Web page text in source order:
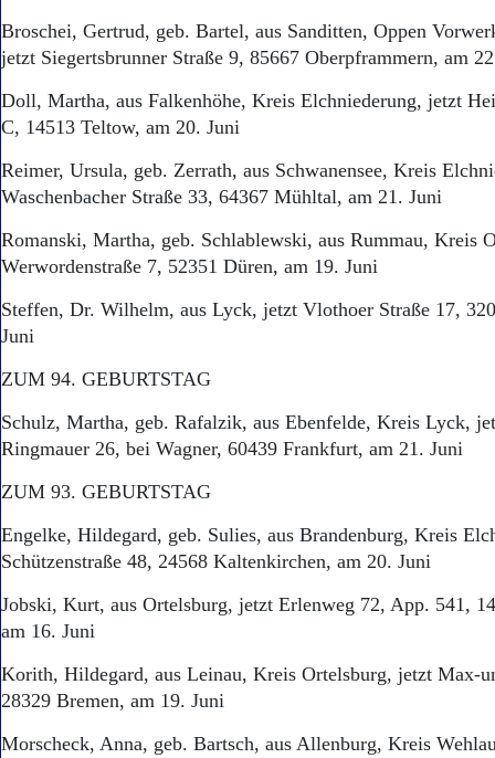
Broschei, Gertrud, geb. Bartel, aus Sanditten, Oppen
jetzt Siegertsbrunner Straße 9, 85667 Oberpframmern, am
Doll, Martha, aus Falkenhöhe, Kreis Elchniederung, jetzt
C, 14513 Teltow, am 20. Juni
Reimer, Ursula, geb. Zerrath, aus Schwanensee, Kreis
Waschenbacher Straße 33, 64367 Mühltal, am 21. Juni
Romanski, Martha, geb. Schlablewski, aus Rummau, Kreis
Werwordenstraße 7, 52351 Düren, am 19. Juni
Steffen, Dr. Wilhelm, aus Lyck, jetzt Vlothoer Straße 17,
Juni
ZUM 94. GEBURTSTAG
Schulz, Martha, geb. Rafalzik, aus Ebenfelde, Kreis Lyck,
Ringmauer 26, bei Wagner, 60439 Frankfurt, am 21. Juni
ZUM 93. GEBURTSTAG
Engelke, Hildegard, geb. Sulies, aus Brandenburg, Kreis
Schützenstraße 48, 24568 Kaltenkirchen, am 20. Juni
Jobski, Kurt, aus Ortelsburg, jetzt Erlenweg 72, App. 541,
am 16. Juni
Korith, Hildegard, aus Leinau, Kreis Ortelsburg, jetzt Max-
28329 Bremen, am 19. Juni
Morscheck, Anna, geb. Bartsch, aus Allenburg, Kreis